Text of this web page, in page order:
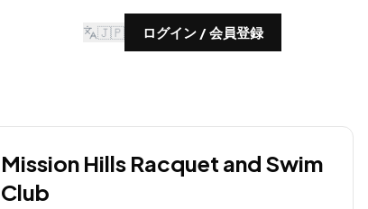
🇯🇵 ログイン / 会員登録
Mission Hills Racquet and Swim
Club